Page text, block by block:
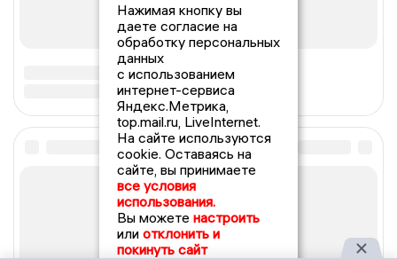
Нажимая кнопку вы
даете согласие на
обработку персональных
данных
с использованием
интернет-сервиса
Яндекс.Метрика,
top.mail.ru, LiveInternet.
На сайте используются
cookie. Оставаясь на
сайте, вы принимаете
все условия
использования.
Вы можете настроить
или отклонить и
покинуть сайт